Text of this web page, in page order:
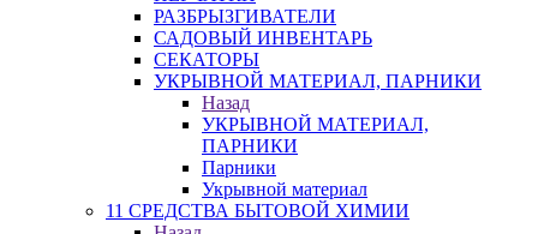
РАЗБРЫЗГИВАТЕЛИ
САДОВЫЙ ИНВЕНТАРЬ
СЕКАТОРЫ
УКРЫВНОЙ МАТЕРИАЛ, ПАРНИКИ
Назад
УКРЫВНОЙ МАТЕРИАЛ,
ПАРНИКИ
Парники
Укрывной материал
11 СРЕДСТВА БЫТОВОЙ ХИМИИ